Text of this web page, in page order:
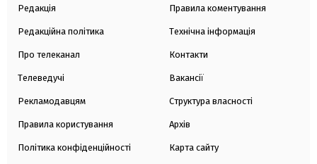
Редакція
Редакційна політика
Про телеканал
Телеведучі
Рекламодавцям
Правила користування
Політика конфіденційності
Правила коментування
Технічна інформація
Контакти
Вакансії
Структура власності
Архів
Карта сайту